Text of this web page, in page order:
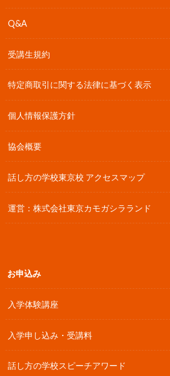
Q&A
受講生規約
特定商取引に関する法律に基づく表示
個人情報保護方針
協会概要
話し方の学校東京校 アクセスマップ
運営：株式会社東京カモガシラランド
お申込み
入学体験講座
入学申し込み・受講料
話し方の学校スピーチアワード